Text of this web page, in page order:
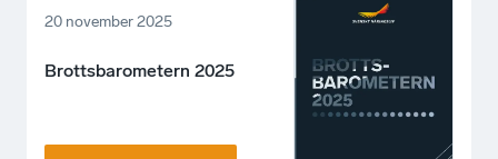
20 november 2025
Brottsbarometern 2025